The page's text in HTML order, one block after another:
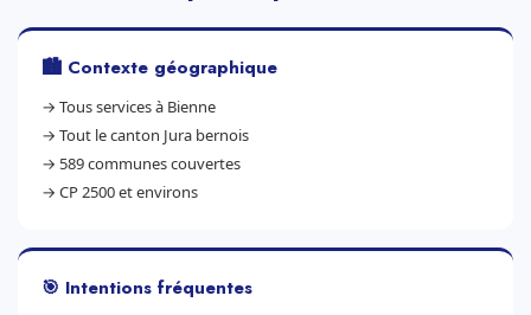
🏙️ Contexte géographique
→ Tous services à Bienne
→ Tout le canton Jura bernois
→ 589 communes couvertes
→ CP 2500 et environs
🎯 Intentions fréquentes